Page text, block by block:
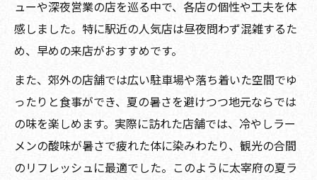
ューや深夜営業の店を巡る中で、各店の個性や工夫を体
感しました。特に駅近の人気店は昼夜問わず混雑するた
め、早めの来店がおすすめです。
また、郊外の店舗では広い駐車場や落ち着いた空間でゆ
ったりと食事ができ、夏の暑さを避けつつ地元ならでは
の味を楽しめます。実際に訪れた店舗では、冷やしラー
メンの酸味が暑さで疲れた体に染みわたり、観光の合間
のリフレッシュに最適でした。このように太宰府の夏ラ